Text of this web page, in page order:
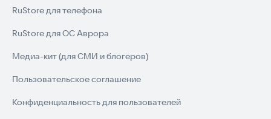
RuStore для телефона
RuStore для ОС Аврора
Медиа-кит (для СМИ и блогеров)
Пользовательское соглашение
Конфиденциальность для пользователей